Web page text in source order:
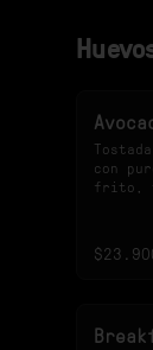
con
frito,